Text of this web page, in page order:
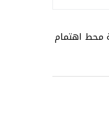
محط اهتمام